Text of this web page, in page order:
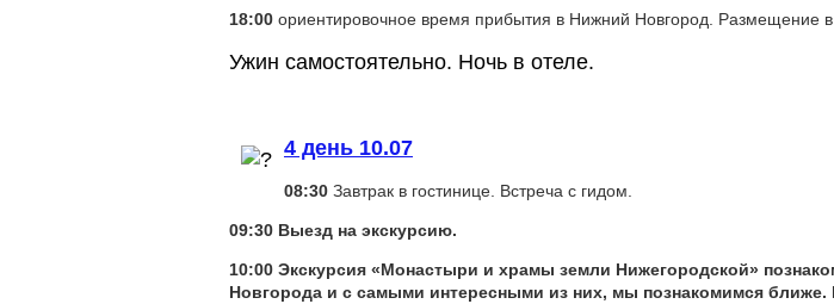
18:00 ориентировочное время прибытия в Нижний Новгород. Размещение в
Ужин самостоятельно. Ночь в отеле.
4 день 10.07
08:30 Завтрак в гостинице. Встреча с гидом.
09:30 Выезд на экскурсию.
10:00 Экскурсия «Монастыри и храмы земли Нижегородской»
Новгорода и с самыми интересными из них, мы познакомимся ближе.